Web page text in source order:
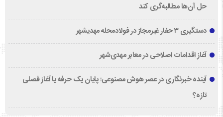
حل آن‌ها مطالبه‌گری کند
دستگیری ۳ حفار غیرمجاز در فولادمحله مهدیشهر
آغاز اقدامات اصلاحی در معابر مهدی‌شهر
آینده خبرنگاری در عصر هوش مصنوعی؛ پایان یک حرفه یا آغاز فصلی
تازه؟